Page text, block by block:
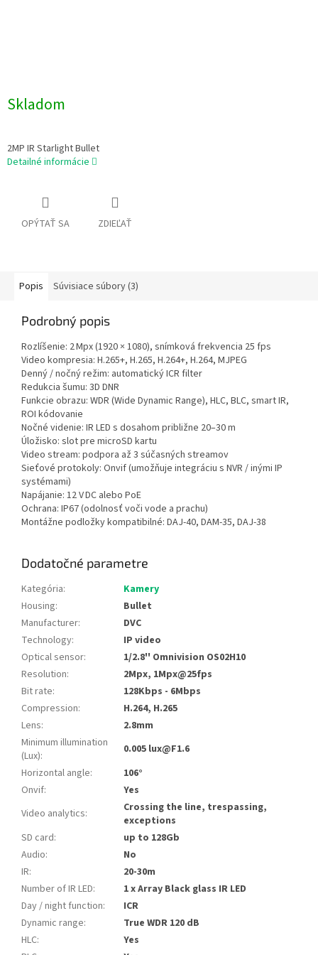
Skladom
2MP IR Starlight Bullet
Detailné informácie
OPÝTAŤ SA ZDIEĽAŤ
Popis Súvisiace súbory (3)
Podrobný popis
Rozlíšenie: 2 Mpx (1920 × 1080), snímková frekvencia 25 fps
Video kompresia: H.265+, H.265, H.264+, H.264, MJPEG
Denný / nočný režim: automatický ICR filter
Redukcia šumu: 3D DNR
Funkcie obrazu: WDR (Wide Dynamic Range), HLC, BLC, smart IR,
ROI kódovanie
Nočné videnie: IR LED s dosahom približne 20–30 m
Úložisko: slot pre microSD kartu
Video stream: podpora až 3 súčasných streamov
Sieťové protokoly: Onvif (umožňuje integráciu s NVR / inými IP
systémami)
Napájanie: 12 V DC alebo PoE
Ochrana: IP67 (odolnosť voči vode a prachu)
Montážne podložky kompatibilné: DAJ‑40, DAM‑35, DAJ‑38
Dodatočné parametre
Kategória:
Kamery
Housing:
Bullet
Manufacturer:
DVC
Technology:
IP video
Optical sensor:
1/2.8'' Omnivision OS02H10
Resolution:
2Mpx, 1Mpx@25fps
Bit rate:
128Kbps - 6Mbps
Compression:
H.264, H.265
Lens:
2.8mm
Minimum illumination
(Lux):
0.005 lux@F1.6
Horizontal angle:
106°
Onvif:
Yes
Video analytics:
Crossing the line, trespassing,
exceptions
SD card:
up to 128Gb
Audio:
No
IR:
20-30m
Number of IR LED:
1 x Array Black glass IR LED
Day / night function:
ICR
Dynamic range:
True WDR 120 dB
HLC:
Yes